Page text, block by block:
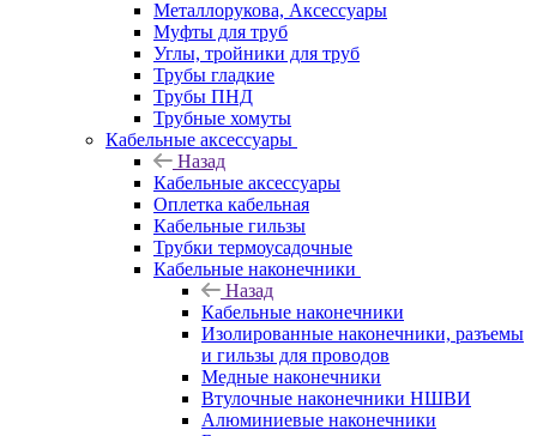
Металлорукова, Аксессуары
Муфты для труб
Углы, тройники для труб
Трубы гладкие
Трубы ПНД
Трубные хомуты
Кабельные аксессуары
Назад
Кабельные аксессуары
Оплетка кабельная
Кабельные гильзы
Трубки термоусадочные
Кабельные наконечники
Назад
Кабельные наконечники
Изолированные наконечники, разъемы
и гильзы для проводов
Медные наконечники
Втулочные наконечники НШВИ
Алюминиевые наконечники